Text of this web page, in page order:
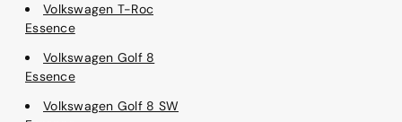
Volkswagen T-Roc
Essence
Volkswagen Golf 8
Essence
Volkswagen Golf 8 SW